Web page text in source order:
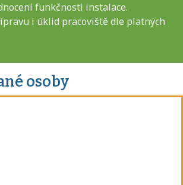
funkčnosti instalace.
i úklid pracoviště dle platných
osoby